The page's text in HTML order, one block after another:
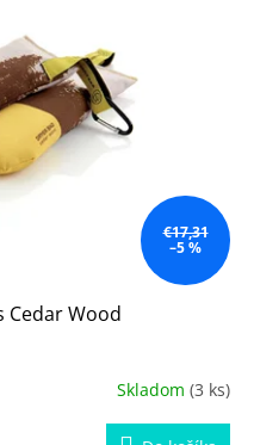
€17,31
–5 %
Cedar Wood
Skladom (3 ks)